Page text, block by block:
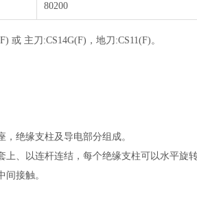
80200
或 主刀:CS14G(F)，地刀:CS11(F)。
绝缘支柱及导电部分组成。
、以连杆连结，每个绝缘支柱可以水平旋
接触。